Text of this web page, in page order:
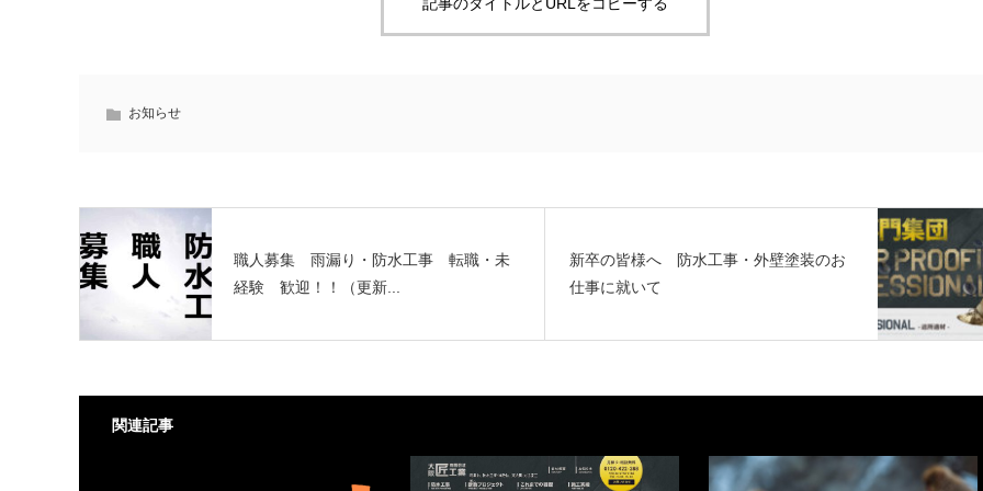
記事のタイトルとURLをコピーする
お知らせ
職人募集 雨漏り・防水工事 転職・未
経験 歓迎！！（更新...
新卒の皆様へ 防水工事・外壁塗装のお
仕事に就いて
関連記事